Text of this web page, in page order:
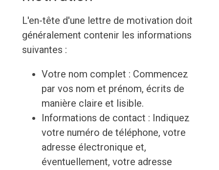
L'en-tête d'une lettre de motivation doit
généralement contenir les informations
suivantes :
Votre nom complet : Commencez
par vos nom et prénom, écrits de
manière claire et lisible.
Informations de contact : Indiquez
votre numéro de téléphone, votre
adresse électronique et,
éventuellement, votre adresse